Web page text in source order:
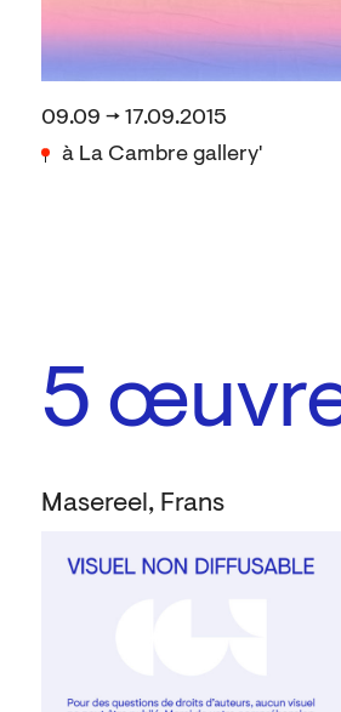
09.09 → 17.09.2015
à La Cambre gallery'
5
Masereel, Frans